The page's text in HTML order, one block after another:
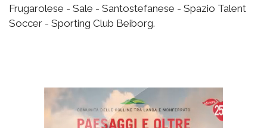
Frugarolese - Sale - Santostefanese - Spazio Talent
Soccer - Sporting Club Beiborg.